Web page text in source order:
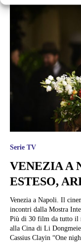
Serie TV
VENEZIA A
ESTESO,
Venezia a Napoli. Il
incontri dalla Mostra
Più di 30 film da tutto il
alla Cina di Li
Cassius Clayin “One night in